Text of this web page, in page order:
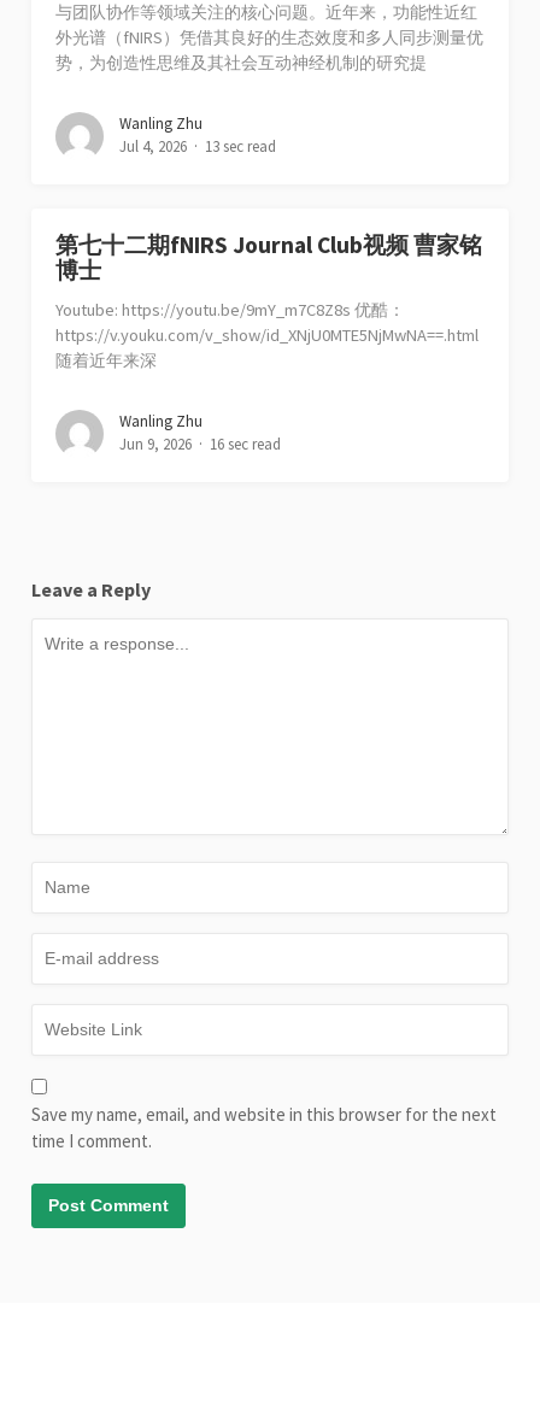
与团队协作等领域关注的核心问题。近年来，功能性近红
外光谱（fNIRS）凭借其良好的生态效度和多人同步测量优
势，为创造性思维及其社会互动神经机制的研究提
Wanling Zhu
Jul 4, 2026
13 sec read
第七十二期fNIRS Journal Club视频 曹家铭
博士
Youtube: https://youtu.be/9mY_m7C8Z8s 优酷：
https://v.youku.com/v_show/id_XNjU0MTE5NjMwNA==.html
随着近年来深
Wanling Zhu
Jun 9, 2026
16 sec read
Leave a Reply
Save my name, email, and website in this browser for the next
time I comment.